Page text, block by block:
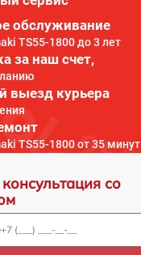
обслуживание
TS55-1800 до 3 лет
за наш счет,
выезд курьера
TS55-1800 от 35 минут
со